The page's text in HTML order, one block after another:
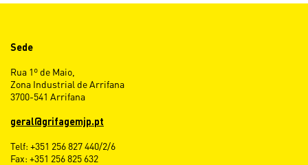
Sede
Rua 1º de Maio,
Zona Industrial de Arrifana
3700-541 Arrifana
geral@grifagemjp.pt
Telf: +351 256 827 440/2/6
Fax: +351 256 825 632